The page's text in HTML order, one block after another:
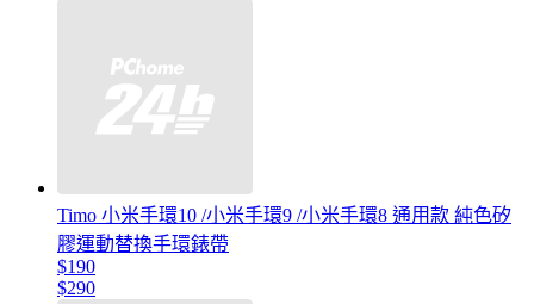
Timo 小米手環10 /小米手環9 /小米手環8 通用款 純色矽
膠運動替換手環錶帶
$190
$290